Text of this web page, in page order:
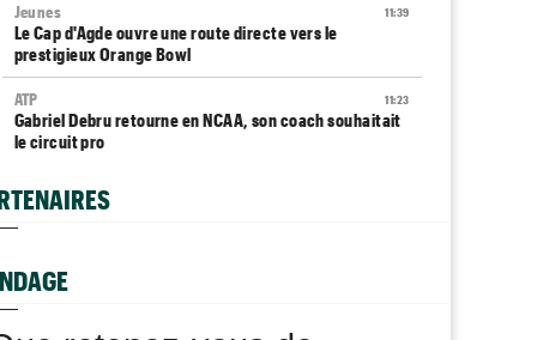
11:39
Jeunes
Le Cap d'Agde ouvre une route directe vers le
prestigieux Orange Bowl
11:23
ATP
Gabriel Debru retourne en NCAA, son coach souhaitait
le circuit pro
Istanbul (CH)
Bax, Ghibaudo et Poullain peuvent rejoindre les demies
en Turquie
Carnet Rose
Caroline Garcia est désormais maman d’un petit Pablo